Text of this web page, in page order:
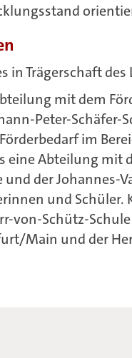
in Trägerschaft
mit dem
Peter-Schäfer-
im
eine Abteilung mit
und der Johannes-
und Schüler.
von-Schütz-
Main und der